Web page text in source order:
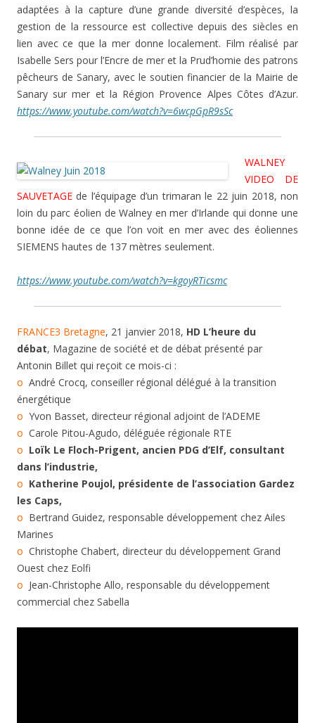
adaptées à la capture d’une grande diversité d’espèces, la
gestion de la ressource est collective depuis des siècles en
lien avec ce que la mer donne localement. Film réalisé par
Isabelle Sers pour l’Encre de mer et la Prud’homie des patrons
pêcheurs de Sanary, avec le soutien financier de la Mairie de
Sanary sur mer et la Région Provence Alpes Côtes d’Azur.
https://www.youtube.com/watch?v=6wcpGpR9sSc
WALNEY
VIDEO DE
SAUVETAGE de l’équipage d’un trimaran le 22 juin 2018, non
loin du parc éolien de Walney en mer d’Irlande qui donne une
bonne idée de ce que l’on voit en mer avec des éoliennes
SIEMENS hautes de 137 mètres seulement.
https://www.youtube.com/watch?v=kgoyRTicsmc
FRANCE3 Bretagne, 21 janvier 2018, HD L’heure du
débat, Magazine de société et de débat présenté par
Antonin Billet qui reçoit ce mois-ci :
o André Crocq, conseiller régional délégué à la transition
énergétique
o Yvon Basset, directeur régional adjoint de l’ADEME
o Carole Pitou-Agudo, déléguée régionale RTE
o Loïk Le Floch-Prigent, ancien PDG d’Elf, consultant
dans l’industrie,
o Katherine Poujol, présidente de l’association Gardez
les Caps,
o Bertrand Guidez, responsable développement chez Ailes
Marines
o Christophe Chabert, directeur du développement Grand
Ouest chez Eolfi
o Jean-Christophe Allo, responsable du développement
commercial chez Sabella